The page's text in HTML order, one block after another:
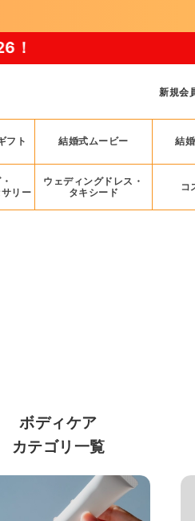
新規会
フト 結婚式ムービー 結
リー
ウェディングドレス・
タキシード
コ
ボディケア
カテゴリ一覧